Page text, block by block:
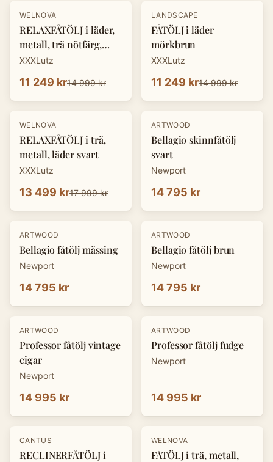
-25 %
WELNOVA
RELAXFÅTÖLJ i läder,
metall, trä nötfärg,
svart
XXXLutz
11 249 kr14 999 kr
- 25%
LANDSCAPE
FÅTÖLJ i läder
mörkbrun
XXXLutz
11 249 kr14 999 kr
-25 %
WELNOVA
RELAXFÅTÖLJ i trä,
metall, läder svart
XXXLutz
13 499 kr17 999 kr
ARTWOOD
Bellagio skinnfåtölj
svart
Newport
14 795 kr
ARTWOOD
Bellagio fåtölj mässing
Newport
14 795 kr
ARTWOOD
Bellagio fåtölj brun
Newport
14 795 kr
ARTWOOD
Professor fåtölj vintage
cigar
Newport
14 995 kr
ARTWOOD
Professor fåtölj fudge
Newport
14 995 kr
-25%
CANTUS
RECLINERFÅTÖLJ i
-25 %
WELNOVA
FÅTÖLJ i trä, metall,